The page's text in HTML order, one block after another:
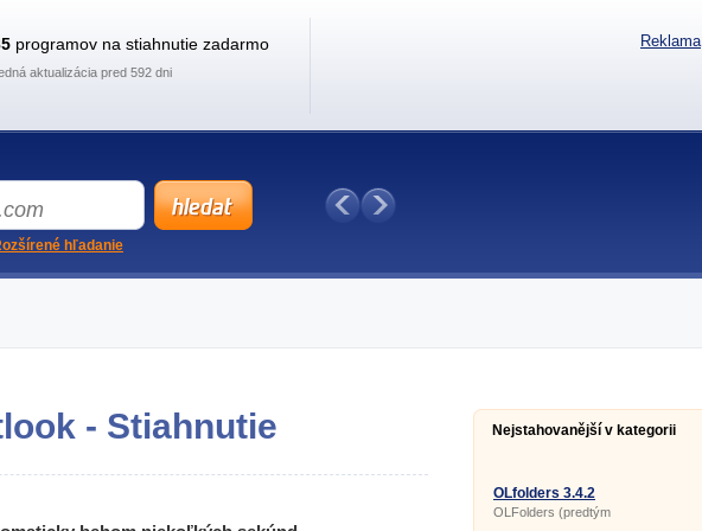
- Stiahnutie Nejstahovanější v kategorii
OLfolders 3.4.2
OLFolders (predtým
programov na stiahnutie zadarmo
aktualizácia pred 592 dni
Reklama
hľadanie